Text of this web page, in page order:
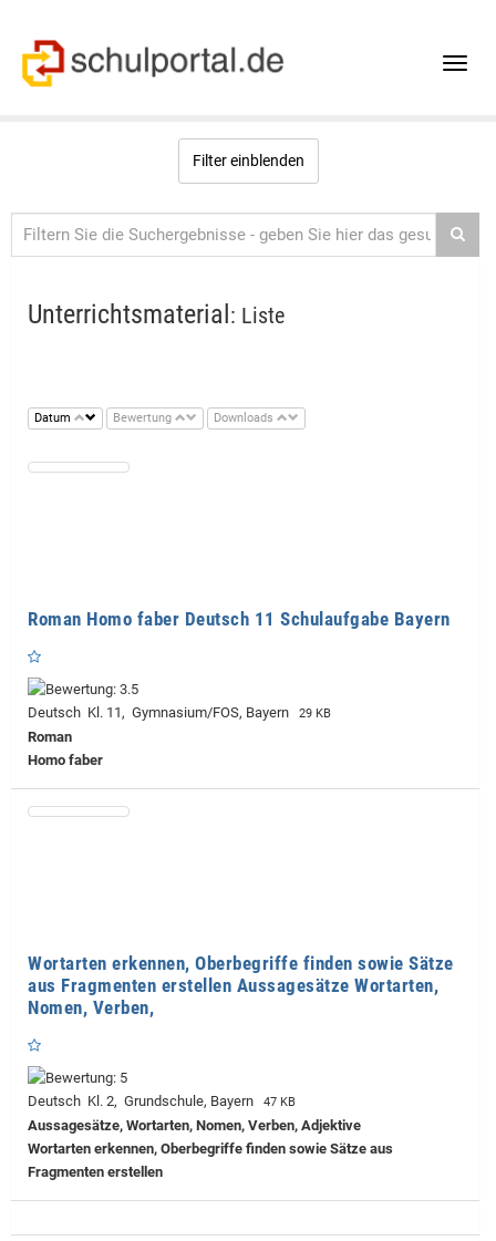
Toggle
Filter einblenden
Unterrichtsmaterial : Liste
Datum Bewertung Downloads
Roman Homo faber Deutsch 11 Schulaufgabe Bayern
Deutsch Kl. 11, Gymnasium/FOS, Bayern 29 KB
Roman
Homo faber
Wortarten erkennen, Oberbegriffe finden sowie Sätze
aus Fragmenten erstellen Aussagesätze Wortarten,
Nomen, Verben,
Deutsch Kl. 2, Grundschule, Bayern 47 KB
Aussagesätze, Wortarten, Nomen, Verben, Adjektive
Wortarten erkennen, Oberbegriffe finden sowie Sätze aus
Fragmenten erstellen